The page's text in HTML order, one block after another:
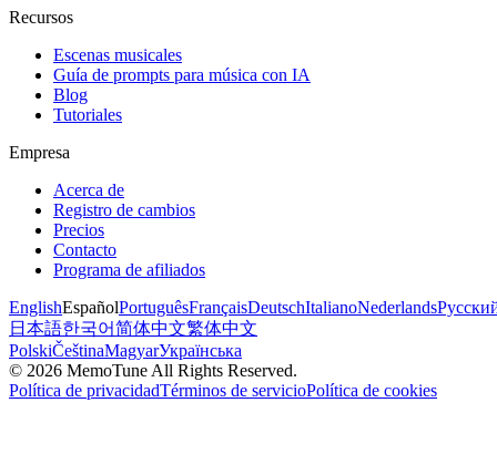
Recursos
Escenas musicales
Guía de prompts para música con IA
Blog
Tutoriales
Empresa
Acerca de
Registro de cambios
Precios
Contacto
Programa de afiliados
EnglishEspañolPortuguêsFrançaisDeutschItalianoNederlands
日本語한국어简体中文繁体中文
PolskiČeštinaMagyarУкраїнська
© 2026 MemoTune All Rights Reserved.
Política de privacidadTérminos de servicioPolítica de cookies